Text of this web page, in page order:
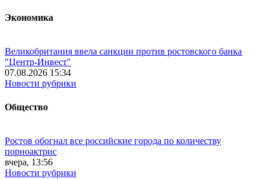
Экономика
Великобритания ввела санкции против ростовского банка
"Центр-Инвест"
07.08.2026 15:34
Новости рубрики
Общество
Ростов обогнал все российские города по количеству
порноактрис
вчера, 13:56
Новости рубрики